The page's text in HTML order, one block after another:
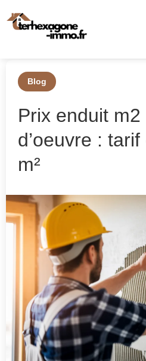
Blog
Prix enduit m2
d’oeuvre :
m²